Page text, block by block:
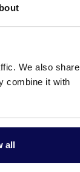
We also share
combine it with
all